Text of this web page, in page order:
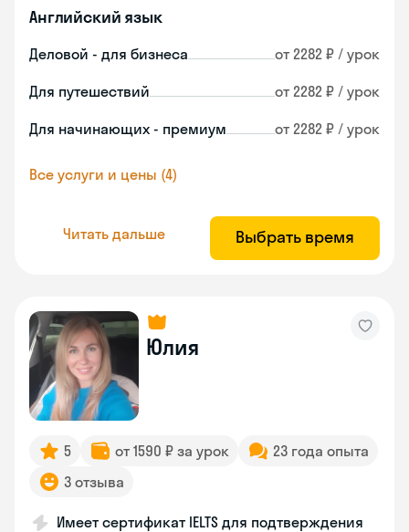
Английский язык
Деловой - для бизнеса от 2282 ₽ / урок
Для путешествий от 2282 ₽ / урок
Для начинающих - премиум от 2282 ₽ / урок
Все услуги и цены (4)
Читать дальше Выбрать время
Юлия
5 от 1590 ₽ за урок
23 года опыта
3 отзыва
Имеет сертификат IELTS для подтверждения